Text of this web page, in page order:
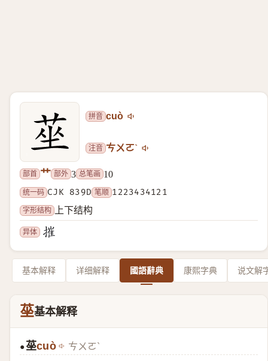
拼音 cuò
注音 ㄘㄨㄛˋ
部首 艹 部外 3 总笔画 10
统一码 CJK 839D 笔顺 1223434121
字形结构
上下结构
异体
基本解释 详细解释 國語辭典 康熙字典 说文解
莝基本解释
● 莝cuò ㄘㄨㄛˋ